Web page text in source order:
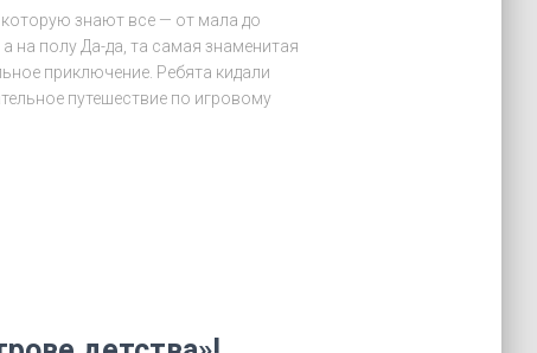
знают все — от мала до
на полу Да-да, та самая знаменитая
приключение. Ребята кидали
путешествие по игровому